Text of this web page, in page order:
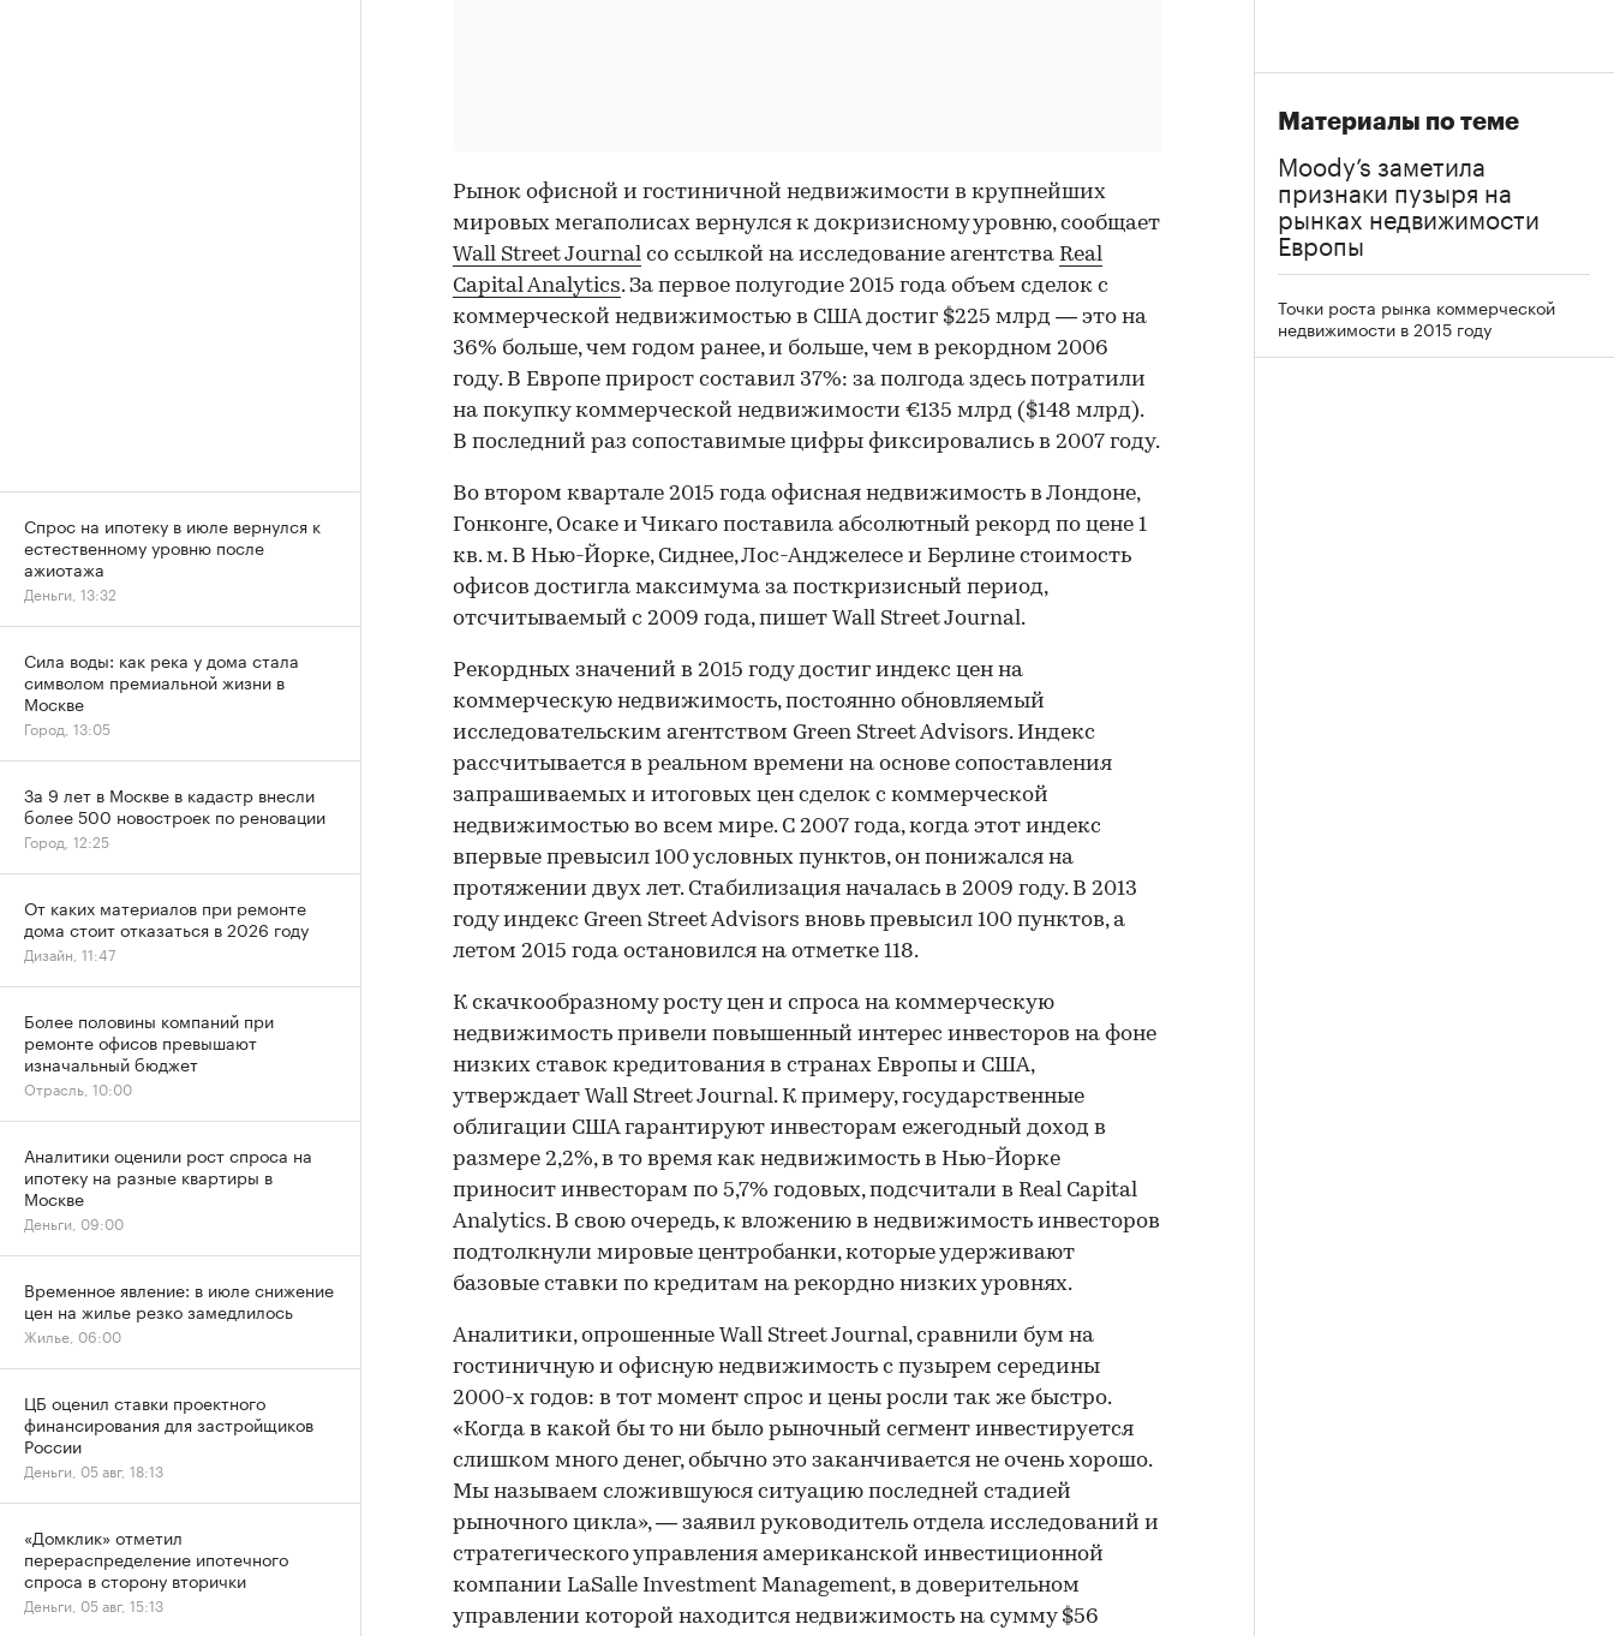
Рынок офисной и гостиничной недвижимости в крупнейших
мировых мегаполисах вернулся к докризисному уровню, сообщает
Wall Street Journal со ссылкой на исследование агентства Real
Capital Analytics. За первое полугодие 2015 года объем сделок с
коммерческой недвижимостью в США достиг $225 млрд — это на
36% больше, чем годом ранее, и больше, чем в рекордном 2006
году. В Европе прирост составил 37%: за полгода здесь потратили
на покупку коммерческой недвижимости €135 млрд ($148 млрд).
В последний раз сопоставимые цифры фиксировались в 2007 году.
Во втором квартале 2015 года офисная недвижимость в Лондоне,
Гонконге, Осаке и Чикаго поставила абсолютный рекорд по цене 1
кв. м. В Нью-Йорке, Сиднее, Лос-Анджелесе и Берлине стоимость
офисов достигла максимума за посткризисный период,
отсчитываемый с 2009 года, пишет Wall Street Journal.
Рекордных значений в 2015 году достиг индекс цен на
коммерческую недвижимость, постоянно обновляемый
исследовательским агентством Green Street Advisors. Индекс
рассчитывается в реальном времени на основе сопоставления
запрашиваемых и итоговых цен сделок с коммерческой
недвижимостью во всем мире. С 2007 года, когда этот индекс
впервые превысил 100 условных пунктов, он понижался на
протяжении двух лет. Стабилизация началась в 2009 году. В 2013
году индекс Green Street Advisors вновь превысил 100 пунктов, а
летом 2015 года остановился на отметке 118.
К скачкообразному росту цен и спроса на коммерческую
недвижимость привели повышенный интерес инвесторов на фоне
низких ставок кредитования в странах Европы и США,
утверждает Wall Street Journal. К примеру, государственные
облигации США гарантируют инвесторам ежегодный доход в
размере 2,2%, в то время как недвижимость в Нью-Йорке
приносит инвесторам по 5,7% годовых, подсчитали в Real Capital
Analytics. В свою очередь, к вложению в недвижимость инвесторов
подтолкнули мировые центробанки, которые удерживают
базовые ставки по кредитам на рекордно низких уровнях.
Аналитики, опрошенные Wall Street Journal, сравнили бум на
гостиничную и офисную недвижимость с пузырем середины
2000-х годов: в тот момент спрос и цены росли так же быстро.
«Когда в какой бы то ни было рыночный сегмент инвестируется
слишком много денег, обычно это заканчивается не очень хорошо.
Мы называем сложившуюся ситуацию последней стадией
рыночного цикла», — заявил руководитель отдела исследований и
стратегического управления американской инвестиционной
компании LaSalle Investment Management, в доверительном
управлении которой находится недвижимость на сумму $56
Материалы по теме
Moody’s заметила
признаки пузыря на
рынках недвижимости
Европы
Точки роста рынка коммерческой
недвижимости в 2015 году
Спрос на ипотеку в июле вернулся к
естественному уровню после
ажиотажа
Деньги, 13:32
Сила воды: как река у дома стала
символом премиальной жизни в
Москве
Город, 13:05
За 9 лет в Москве в кадастр внесли
более 500 новостроек по реновации
Город, 12:25
От каких материалов при ремонте
дома стоит отказаться в 2026 году
Дизайн, 11:47
Более половины компаний при
ремонте офисов превышают
изначальный бюджет
Отрасль, 10:00
Аналитики оценили рост спроса на
ипотеку на разные квартиры в
Москве
Деньги, 09:00
Временное явление: в июле снижение
цен на жилье резко замедлилось
Жилье, 06:00
ЦБ оценил ставки проектного
финансирования для застройщиков
России
Деньги, 05 авг, 18:13
«Домклик» отметил
перераспределение ипотечного
спроса в сторону вторички
Деньги, 05 авг, 15:13